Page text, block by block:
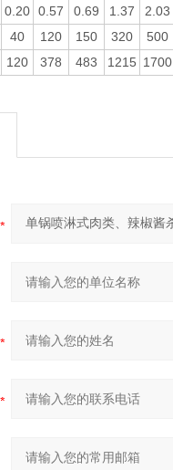
0.20 0.57 0.69 1.37 2.03
40 120 150 320 500
120 378 483 1215 1700